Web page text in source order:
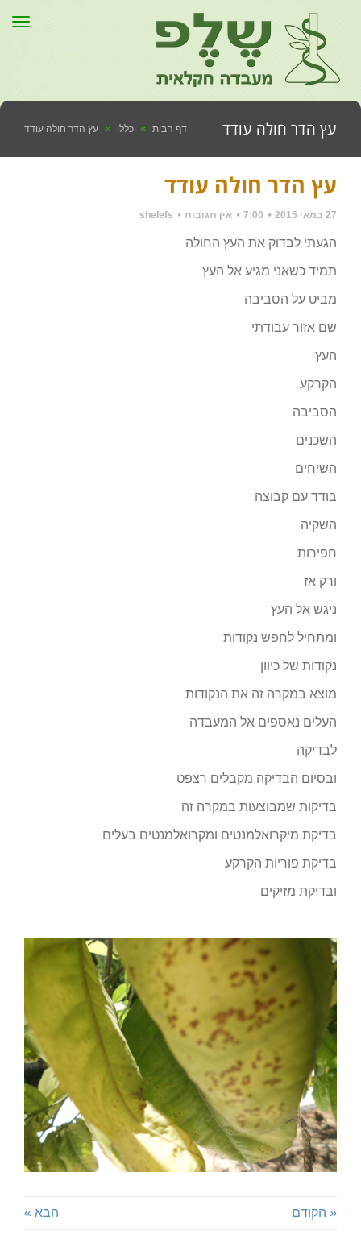
עץ הדר חולה עודד דף הבית » כללי » עץ הדר חולה עודד
עץ הדר חולה עודד
27 במאי 2015 7:00 אין תגובות shelefs
הגעתי לבדוק את העץ החולה
תמיד כשאני מגיע אל העץ
מביט על הסביבה
שם אזור עבודתי
העץ
הקרקע
הסביבה
השכנים
השיחים
בודד עם קבוצה
השקיה
חפירות
ורק אז
ניגש אל העץ
ומתחיל לחפש נקודות
נקודות של כיוון
מוצא במקרה זה את הנקודות
העלים נאספים אל המעבדה
לבדיקה
ובסיום הבדיקה מקבלים רצפט
בדיקות שמבוצעות במקרה זה
בדיקת מיקרואלמנטים ומקרואלמנטים בעלים
בדיקת פוריות הקרקע
ובדיקת מזיקים
« הקודם הבא »